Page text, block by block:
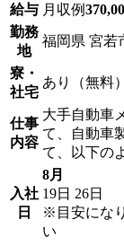
給与 月収例
勤務
地
福岡県 宮若
寮・
社宅
あり（無料）
仕事
内容
大手自動車
て、自動車
て、以下の
入社
日
8月
19日 26日
※目安にな
い